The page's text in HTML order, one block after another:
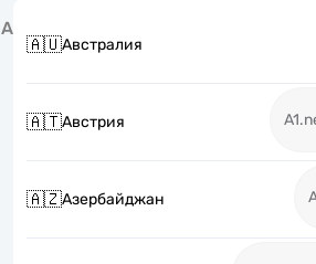
А
🇦🇺Австралия
🇦🇹Австрия
🇦🇿Азербайджан